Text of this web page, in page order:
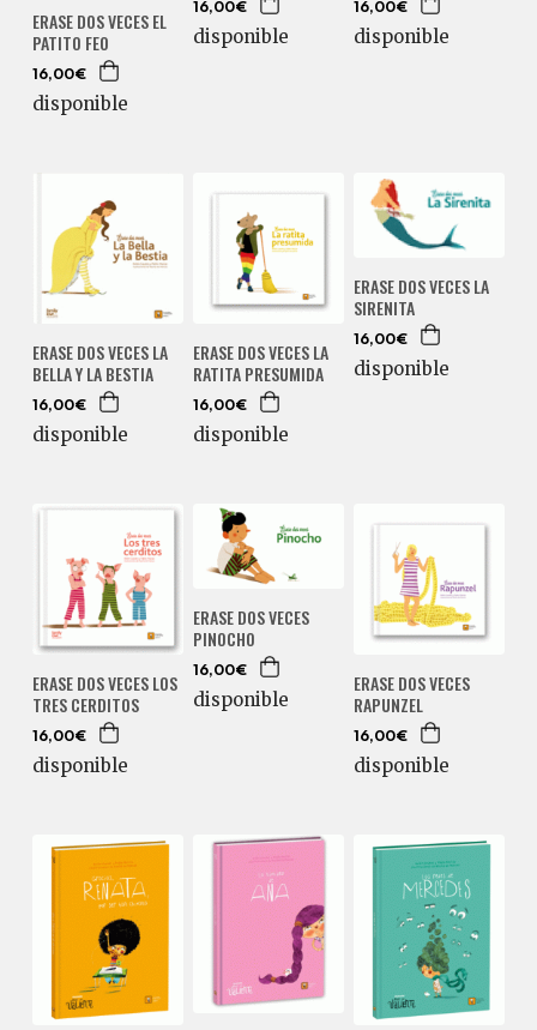
ERASE DOS VECES EL
PATITO FEO
16,00€
disponible
16,00€
disponible
16,00€
disponible
ERASE DOS VECES LA
BELLA Y LA BESTIA
16,00€
disponible
ERASE DOS VECES LA
RATITA PRESUMIDA
16,00€
disponible
ERASE DOS VECES LA
SIRENITA
16,00€
disponible
ERASE DOS VECES LOS
TRES CERDITOS
16,00€
disponible
ERASE DOS VECES
PINOCHO
16,00€
disponible
ERASE DOS VECES
RAPUNZEL
16,00€
disponible